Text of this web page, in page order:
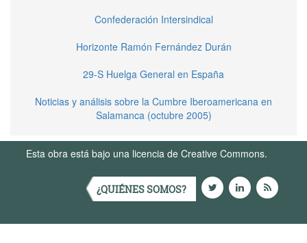
Confederación Intersindical
Horizonte Ramón Fernández Durán
29-S Huelga General en España
Noticias y análisis sobre la Cumbre Iberoamericana en
Salamanca (octubre 2005)
Esta obra está bajo una licencia de Creative Commons.
¿QUIÉNES SOMOS?